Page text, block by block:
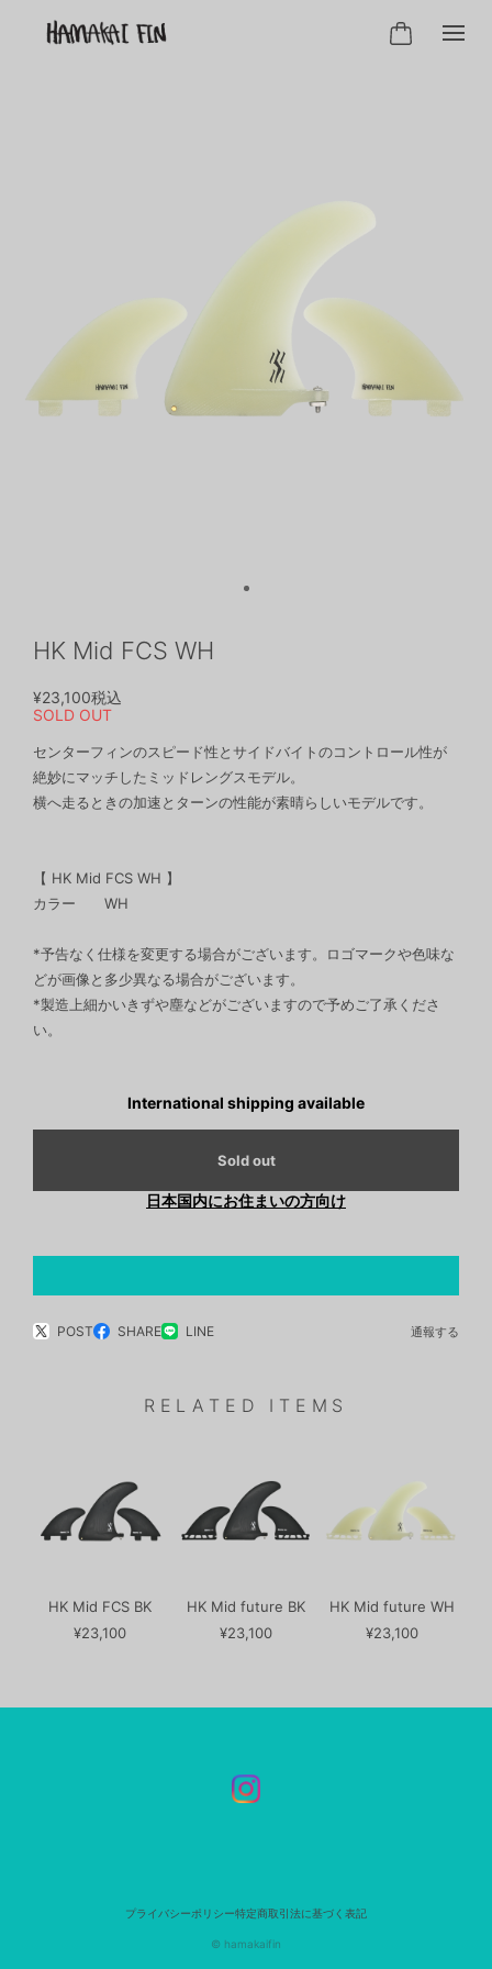
HK Mid FCS WH
¥23,100税込
SOLD OUT
センターフィンのスピード性とサイドバイトのコントロール性が
絶妙にマッチしたミッドレングスモデル。
横へ走るときの加速とターンの性能が素晴らしいモデルです。
【 HK Mid FCS WH 】
カラー WH
*予告なく仕様を変更する場合がございます。ロゴマークや色味な
どが画像と多少異なる場合がございます。
*製造上細かいきずや塵などがございますので予めご了承くださ
い。
International shipping available
Sold out
日本国内にお住まいの方向け
POST SHARE LINE 通報する
RELATED ITEMS
HK Mid FCS BK
¥23,100
HK Mid future BK
¥23,100
HK Mid future WH
¥23,100
プライバシーポリシー特定商取引法に基づく表記
© hamakaifin